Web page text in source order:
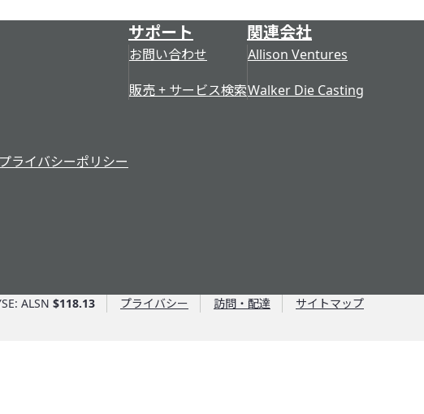
ライバシーポリシー
サポート
お問い合わせ
販売 + サービス検索
関連会社
Allison Ventures
Walker Die Casting
ALSN $118.13 プライバシー 訪問・配達 サイトマップ